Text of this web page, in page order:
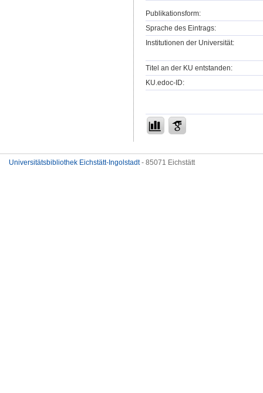
Publikationsform:
Sprache des Eintrags:
Institutionen der Universität:
Titel an der KU entstanden:
KU.edoc-ID:
Universitätsbibliothek Eichstätt-Ingolstadt- 85071 Eichstätt